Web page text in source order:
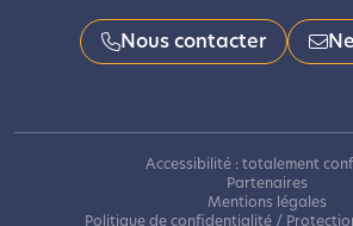
Nous contacter
Accessibilité : totalement
Partenaires
Mentions légales
Politique de confidentialité /